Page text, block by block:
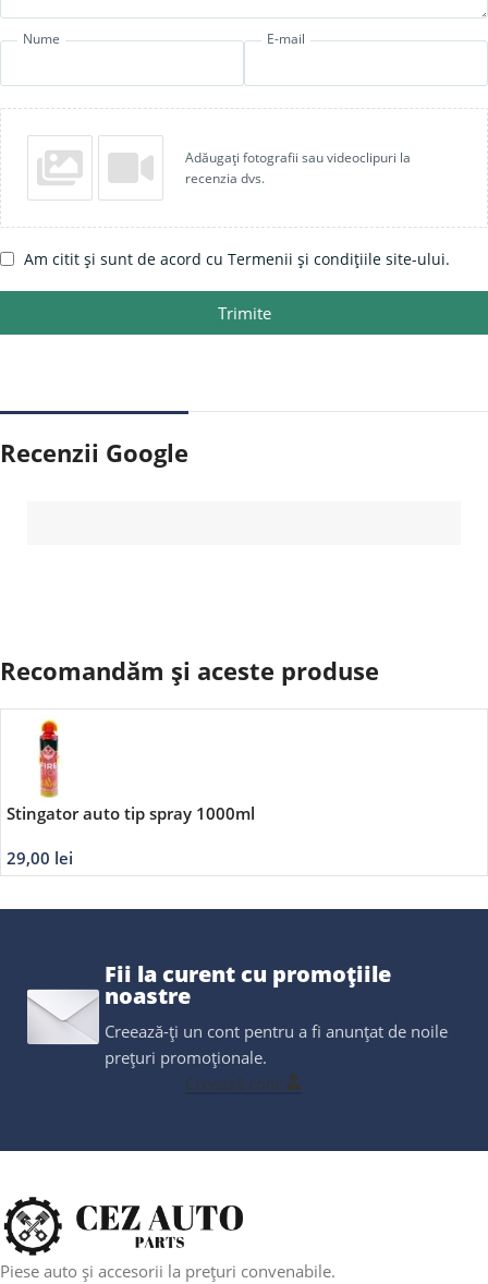
Nume E-mail
Adăugați fotografii sau videoclipuri la
recenzia dvs.
Am citit și sunt de acord cu Termenii și condițiile site-ului.
Trimite
Recenzii Google
Recomandăm și aceste produse
Stingator auto tip spray 1000ml
29,00 lei
Fii la curent cu promoțiile
noastre
Creează-ți un cont pentru a fi anunțat de noile
prețuri promoționale.
Creează cont
Piese auto și accesorii la prețuri convenabile.